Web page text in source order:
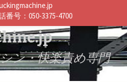
ン・快楽責め専門
番号：050-3375-4700